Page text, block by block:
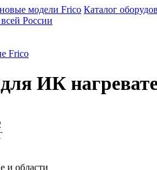
модели Frico Каталог
Frico
ИК
и области